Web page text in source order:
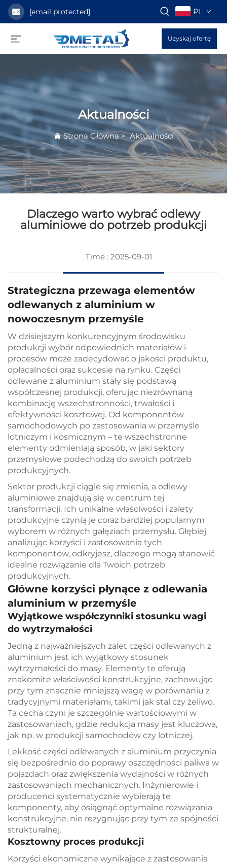
[email protected] PL
Uzyskaj ofertę
Aktualności
Strona Główna>Aktualności
Dlaczego warto wybrać odlewy
aluminiowe do potrzeb produkcji
Time : 2025-09-01
Strategiczna przewaga elementów
odlewanych z aluminium w
nowoczesnym przemyśle
W dzisiejszym konkurencyjnym środowisku
produkcji wybór odpowiednich materiałów i
procesów może zadecydować o jakości produktu,
opłacalności oraz sukcesie na rynku. Części
odlewane z aluminium stały się podstawą
współczesnej produkcji, oferując niezrównaną
kombinację wszechstronności, trwałości i
efektywności kosztowej. Od komponentów
samochodowych po zastosowania w przemyśle
lotniczym i kosmicznym – te wszechstronne
elementy odmieniają sposób, w jaki sektory
przemysłowe podechodzą do swoich potrzeb
produkcyjnych.
Sektor produkcji ciągle się zmienia, a odlewy
aluminiowe znajdują się w centrum tej
transformacji. Ich unikalne właściwości i zalety
produkcyjne czynią je coraz bardziej popularnym
wyborem w różnych gałęziach przemysłu. Głębiej
analizując korzyści i zastosowania tych
komponentów, odkryjesz, dlaczego mogą stanowić
idealne rozwiązanie dla Twoich potrzeb
produkcyjnych.
Główne korzyści płynące z odlewania
aluminium w przemyśle
Wyjątkowe współczynniki stosunku wagi
do wytrzymałości
Jedną z najważniejszych zalet części odlewanych z
aluminium jest ich wyjątkowy stosunek
wytrzymałości do masy. Elementy te oferują
znakomite właściwości konstrukcyjne, zachowując
przy tym znacznie mniejszą wagę w porównaniu z
tradycyjnymi materiałami, takimi jak stal czy żeliwo.
Ta cecha czyni je szczególnie wartościowymi w
zastosowaniach, gdzie redukcja masy jest kluczowa,
jak np. w produkcji samochodów czy lotniczej.
Lekkość części odlewanych z aluminium przyczynia
się bezpośrednio do poprawy oszczędności paliwa w
pojazdach oraz zwiększenia wydajności w różnych
zastosowaniach mechanicznych. Inżynierowie i
producenci systematycznie wybierają te
komponenty, aby osiągnąć optymalne rozwiązania
konstrukcyjne, nie rezygnując przy tym ze spójności
strukturalnej.
Kosztowny proces produkcji
Korzyści ekonomiczne wynikające z zastosowania